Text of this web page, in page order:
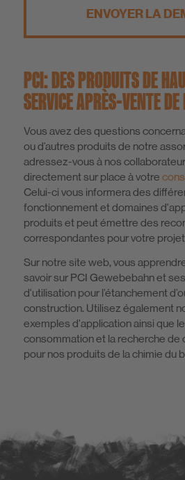
ENVOYER LA
PCI: DES PRODUITS DE
SERVICE APRÈS-VENTE
Vous avez des questions
ou d’autres produits de notre
adressez-vous à nos
directement sur place à votre
Celui-ci vous informera des
fonctionnement et domaines
produits et peut émettre des
correspondantes pour votre
Sur notre site web, vous
savoir sur PCI Gewebebahn et
d'utilisation pour l’étanchement
construction. Utilisez également
exemples d'application ainsi que
consommation et la recherche de
pour nos produits de la chimie du